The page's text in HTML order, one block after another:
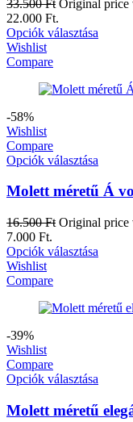
33.500Ft Original price
22.000 Ft.
Opciók választása
Wishlist
Compare
-58%
Wishlist
Compare
Opciók választása
Molett méretű Á
16.500Ft Original price
7.000 Ft.
Opciók választása
Wishlist
Compare
-39%
Wishlist
Compare
Opciók választása
Molett méretű